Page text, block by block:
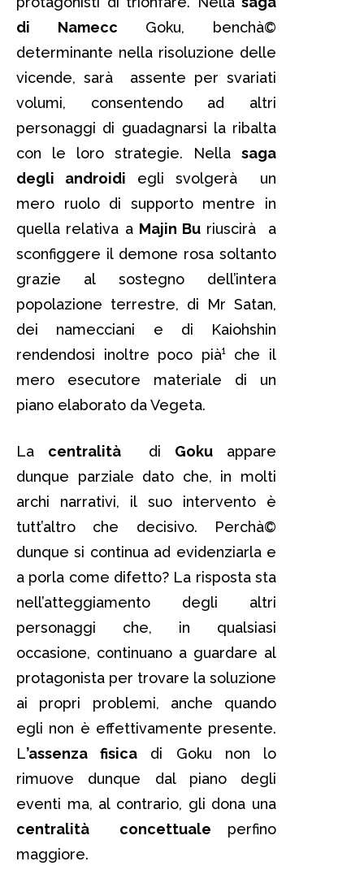
di Namecc Goku, benchà©
determinante nella risoluzione delle
vicende, sarà assente per svariati
volumi, consentendo ad altri
personaggi di guadagnarsi la ribalta
con le loro strategie. Nella saga
degli androidi egli svolgerà un
mero ruolo di supporto mentre in
quella relativa a Majin Bu riuscirà a
sconfiggere il demone rosa soltanto
grazie al sostegno dell’intera
popolazione terrestre, di Mr Satan,
dei namecciani e di Kaiohshin
rendendosi inoltre poco pià¹ che il
mero esecutore materiale di un
piano elaborato da Vegeta.
La centralità di Gokuappare
dunque parziale dato che, in molti
archi narrativi, il suo intervento è
tutt’altro che decisivo. Perchà©
dunque si continua ad evidenziarla e
a porla come difetto? La risposta sta
nell’atteggiamento degli altri
personaggi che, in qualsiasi
occasione, continuano a guardare al
protagonista per trovare la soluzione
ai propri problemi, anche quando
egli non è effettivamente presente.
L’assenza fisica di Goku non lo
rimuove dunque dal piano degli
eventi ma, al contrario, gli dona una
centralità concettuale perfino
maggiore.